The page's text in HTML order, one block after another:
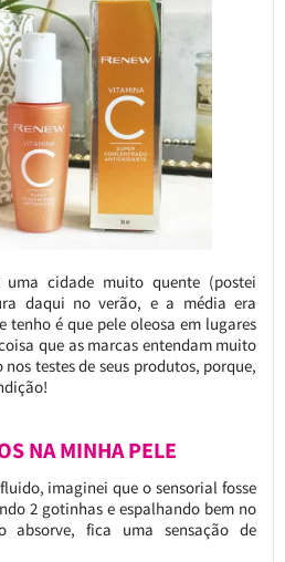
cidade muito quente (postei
daqui no verão, e a média era
tenho é que pele oleosa em lugares
que as marcas entendam muito
testes de seus produtos, porque,
NA MINHA PELE
imaginei que o sensorial fosse
2 gotinhas e espalhando bem no
fica uma sensação de